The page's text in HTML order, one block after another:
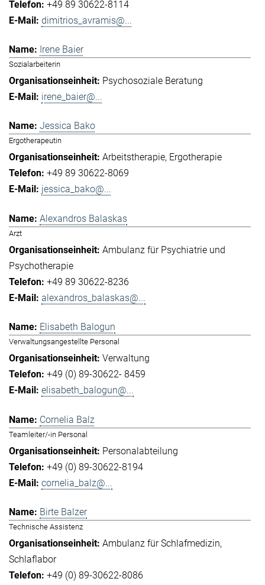
+49 89 30622-8114
dimitrios_avramis@...
Irene Baier
Sozialarbeiterin
Psychosoziale Beratung
irene_baier@...
Jessica Bako
Ergotherapeutin
Arbeitstherapie Ergotherapie
+49 89 30622-8069
jessica_bako@...
Alexandros Balaskas
Arzt
Ambulanz für Psychiatrie und
Psychotherapie
+49 89 30622-8236
alexandros_balaskas@...
Elisabeth Balogun
Verwaltungsangestellte Personal
Verwaltung
+49 (0) 89-30622- 8459
elisabeth_balogun@...
Cornelia Balz
Teamleiter/-in Personal
Personalabteilung
+49 (0) 89-30622-8194
cornelia_balz@...
Birte Balzer
Technische Assistenz
Ambulanz für Schlafmedizin
Schlaflabor
+49 (0) 89-30622-8086